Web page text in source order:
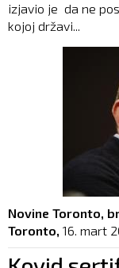
izjavio je da ne
kojoj državi...
Novine Toronto,
Toronto, 16. mart